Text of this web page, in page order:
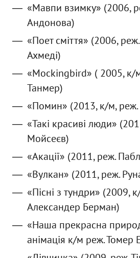
«Мавпи взимку» (2006,
Андонова)
«Поет сміття» (2006,
Ахмеді)
«Mockingbird» ( 2005, к/
Танмер)
«Помин» (2013, к/м, реж.
«Такі красиві люди»
Мойсеєв)
«Акації» (2011, реж.
«Вулкан» (2011, реж.
«Пісні з тундри» (2009,
Александер Берман)
«Наша прекрасна
анімація к/м реж. Томер